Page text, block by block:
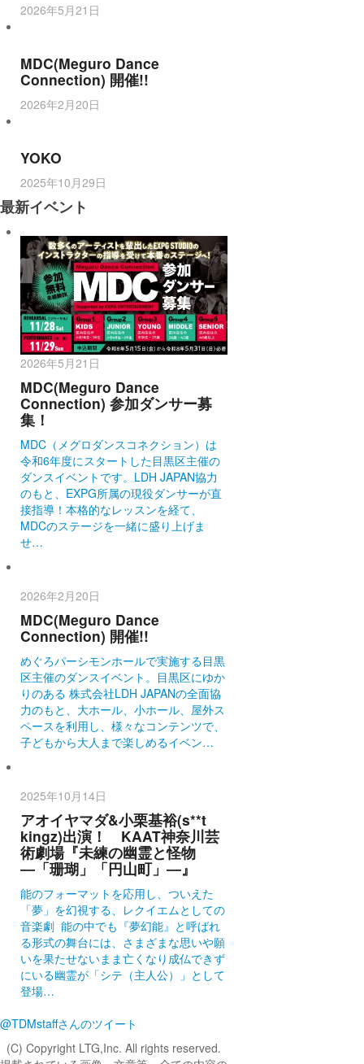
2026年5月21日
MDC(Meguro Dance
Connection) 開催!!
2026年2月20日
YOKO
2025年10月29日
最新イベント
2026年5月21日
MDC(Meguro Dance
Connection) 参加ダンサー募
集！
MDC（メグロダンスコネクション）は
令和6年度にスタートした目黒区主催の
ダンスイベントです。LDH JAPAN協力
のもと、EXPG所属の現役ダンサーが直
接指導！本格的なレッスンを経て、
MDCのステージを一緒に盛り上げま
せ…
2026年2月20日
MDC(Meguro Dance
Connection) 開催!!
めぐろパーシモンホールで実施する目黒
区主催のダンスイベント。目黒区にゆか
りのある 株式会社LDH JAPANの全面協
力のもと、大ホール、小ホール、屋外ス
ペースを利用し、様々なコンテンツで、
子どもから大人まで楽しめるイベン…
2025年10月14日
アオイヤマダ&小栗基裕(s**t
kingz)出演！ KAAT神奈川芸
術劇場『未練の幽霊と怪物
―「珊瑚」「円山町」―』
能のフォーマットを応用し、ついえた
「夢」を幻視する、レクイエムとしての
音楽劇 能の中でも『夢幻能』と呼ばれ
る形式の舞台には、さまざまな思いや願
いを果たせないまま亡くなり成仏できず
にいる幽霊が「シテ（主人公）」として
登場…
@TDMstaffさんのツイート
(C) Copyright LTG,Inc. All rights reserved.